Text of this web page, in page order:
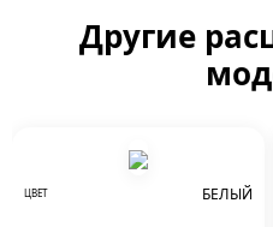
Другие
ЦВЕТ БЕЛЫЙ